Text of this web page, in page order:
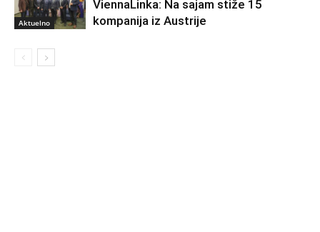
Aktuelno
ViennaLinka: Na sajam stiže 15
kompanija iz Austrije